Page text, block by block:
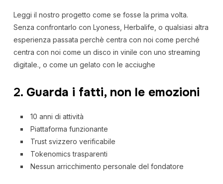
Leggi il nostro progetto come se fosse la prima volta.
Senza confrontarlo con Lyoness, Herbalife, o qualsiasi altra
esperienza passata perchè centra con noi come perché
centra con noi come un disco in vinile con uno streaming
digitale., o come un gelato con le acciughe
2. Guarda i fatti, non le emozioni
10 anni di attività
Piattaforma funzionante
Trust svizzero verificabile
Tokenomics trasparenti
Nessun arricchimento personale del fondatore